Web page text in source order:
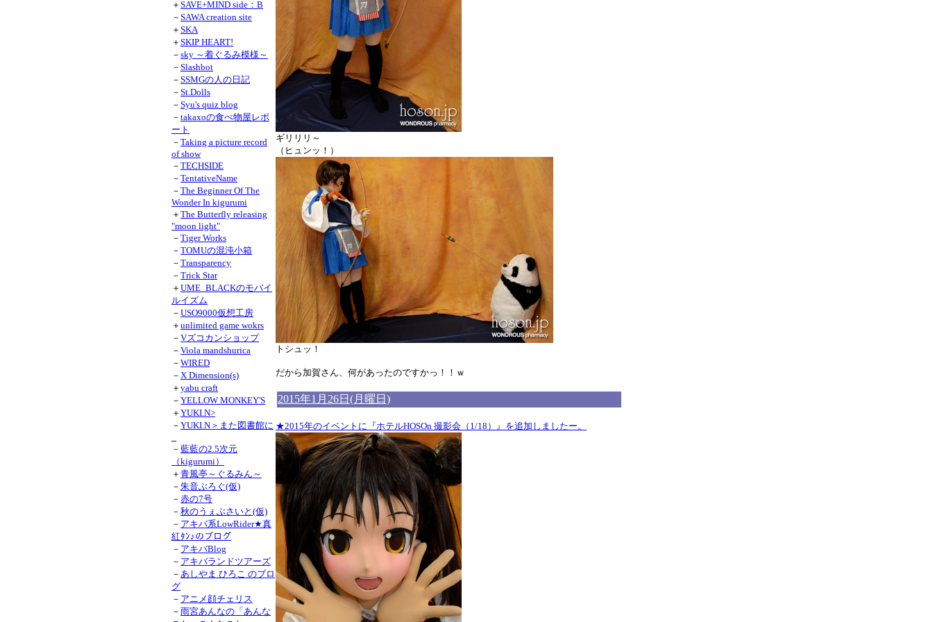
＋ SAVE+MIND side：B
－ SAWA creation site
＋ SKA
＋ SKIP HEART!
－ sky ～着ぐるみ模様～
－ Slashbot
－ SSMGの人の日記
－ St.Dolls
－ Syu's quiz blog
－ takaxoの食べ物屋レポ
ート
－ Taking a picture record
of show
－ TECHSIDE
－ TentativeName
－ The Beginner Of The
Wonder In kigurumi
＋ The Butterfly releasing
"moon light"
－ Tiger Works
－ TOMUの混沌小箱
－ Transparency
－ Trick Star
＋ UME_BLACKのモバイ
ルイズム
－ USO9000仮想工房
＋ unlimited game wokrs
－ Vズコカンショップ
－ Viola mandshurica
－ WIRED
－ X Dimension(s)
＋ yabu craft
－ YELLOW MONKEY'S
＋ YUKI.N>
－ YUKI.N＞また図書館に
－ 藍藍の2.5次元
（kigurumi）
＋ 青風亭～ぐるみん～
－ 朱音ぶろぐ(仮)
－ 赤の7号
－ 秋のうぇぶさいと(仮)
－ アキバ系LowRider★真
紅ﾀﾝ♪のブログ
－ アキバBlog
－ アキバランドツアーズ
－ あしやま ひろこ のブロ
グ
－ アニメ顔チェリス
－ 雨宮あんなの「あんな
ギリリリ～
（ヒュンッ！）
トシュッ！
だから加賀さん、何があったのですかっ！！ｗ
2015年1月26日(月曜日)
★2015年のイベントに『ホテルHOSOn 撮影会（1/18）』を追加しましたー。